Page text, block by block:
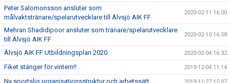
Peter Salomonsson ansluter som
målvaktstränare/spelarutvecklare till Älvsjö AIK FF
2020-02-11 16:00
Mehran Shadidipoor ansluter som tränare/spelarutvecklare
till Älvsjö AIK FF
2020-02-10 16:58
Älvsjö AIK FF Utbildningsplan 2020 2020-02-04 16:32
Fiket stänger för vintern!! 2019-12-04 11:14
Ny sportslig organisationsstruktur och arbetssätt